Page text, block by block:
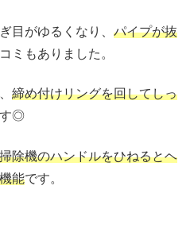
目がゆるくなり、 パイプが抜
ミもありました。
締め付けリングを回してしっ
す◎
掃除機のハンドルをひねるとヘ
能です。